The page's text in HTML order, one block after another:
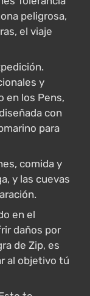
peligrosa,
el viaje
y
en los Pens,
con
para
comida y
y las cuevas
en el
daños por
de Zip, es
al objetivo tú